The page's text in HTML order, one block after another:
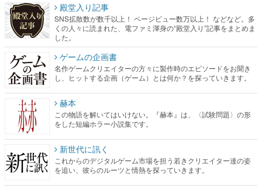
殿堂入り記事
SNS拡散数が数千以上！ ページビュー数万以上！ などなど。多
くの人々に読まれた、電ファミ渾身の“殿堂入り”記事をまとめま
した。
ゲームの企画書
名作ゲームクリエイターの方々に製作時のエピソードをお聞き
し、ヒットする企画（ゲーム）とは何か？を探っていきます。
赫本
この物語を解いてはいけない。『赫本』は、〈試験問題〉の形
をした短編ホラー小説集です。
新世代に訊く
これからのデジタルゲーム市場を担う若きクリエイター達の姿
を追い、彼らのルーツと情熱を探っていきます。